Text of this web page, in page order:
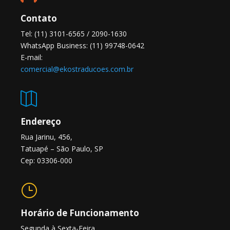
Contato
Tel: (11) 3101-6565 / 2090-1630
WhatsApp Business: (11) 99748-0642
E-mail:
comercial@ekostraducoes.com.br

Endereço
Rua Jarinu, 456,
Tatuapé – São Paulo, SP
Cep: 03306-000
}
Horário de Funcionamento